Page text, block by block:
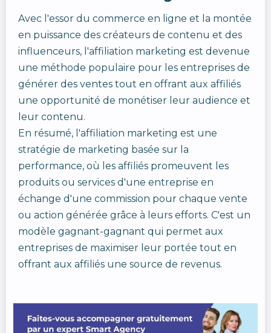
Avec l'essor du commerce en ligne et la montée
en puissance des créateurs de contenu et des
influenceurs, l'affiliation marketing est devenue
une méthode populaire pour les entreprises de
générer des ventes tout en offrant aux affiliés
une opportunité de monétiser leur audience et
leur contenu.
En résumé, l'affiliation marketing est une
stratégie de marketing basée sur la
performance, où les affiliés promeuvent les
produits ou services d'une entreprise en
échange d'une commission pour chaque vente
ou action générée grâce à leurs efforts. C'est un
modèle gagnant-gagnant qui permet aux
entreprises de maximiser leur portée tout en
offrant aux affiliés une source de revenus.